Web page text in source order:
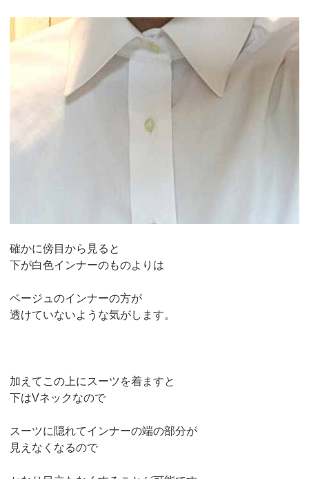
確かに傍目から見ると
下が白色インナーのものよりは
ベージュのインナーの方が
透けていないような気がします。
加えてこの上にスーツを着ますと
下はVネックなので
スーツに隠れてインナーの端の部分が
見えなくなるので